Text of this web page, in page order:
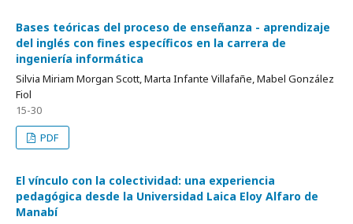
Bases teóricas del proceso de enseñanza - aprendizaje
del inglés con fines específicos en la carrera de
ingeniería informática
Silvia Miriam Morgan Scott, Marta Infante Villafañe, Mabel González
Fiol
15-30
PDF
El vínculo con la colectividad: una experiencia
pedagógica desde la Universidad Laica Eloy Alfaro de
Manabí